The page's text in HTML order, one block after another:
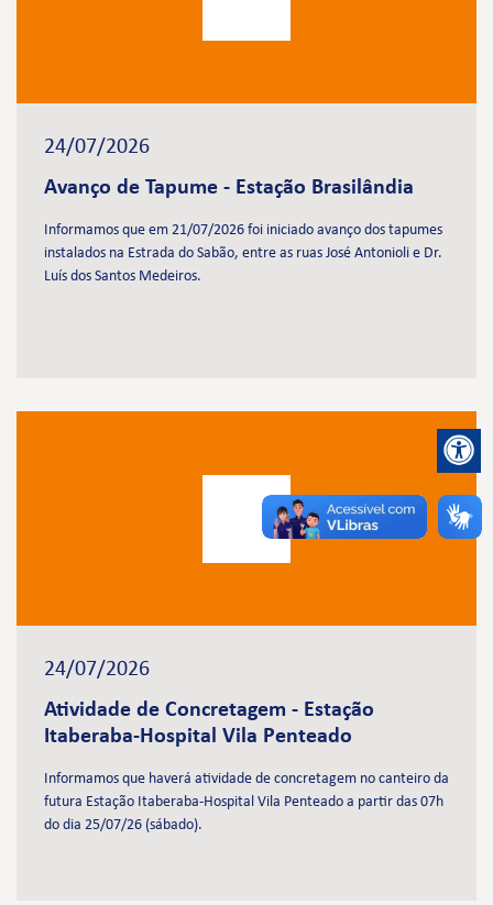
24/07/2026
Avanço de Tapume - Estação Brasilândia
Informamos que em 21/07/2026 foi iniciado avanço dos tapumes
instalados na Estrada do Sabão, entre as ruas José Antonioli e Dr.
Luís dos Santos Medeiros.
24/07/2026
Atividade de Concretagem - Estação
Itaberaba-Hospital Vila Penteado
Informamos que haverá atividade de concretagem no canteiro da
futura Estação Itaberaba-Hospital Vila Penteado a partir das 07h
do dia 25/07/26 (sábado).